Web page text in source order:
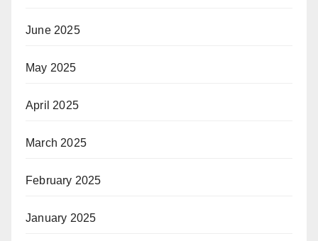
June 2025
May 2025
April 2025
March 2025
February 2025
January 2025